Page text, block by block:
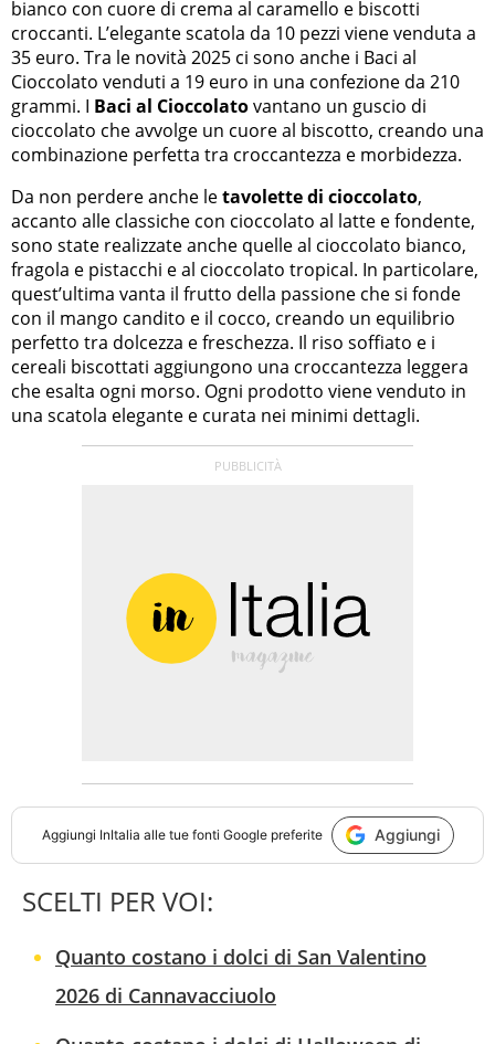
bianco con cuore di crema al caramello e biscotti
croccanti. L’elegante scatola da 10 pezzi viene venduta a
35 euro. Tra le novità 2025 ci sono anche i Baci al
Cioccolato venduti a 19 euro in una confezione da 210
grammi. I Baci al Cioccolatovantano un guscio di
cioccolato che avvolge un cuore al biscotto, creando una
combinazione perfetta tra croccantezza e morbidezza.
Da non perdere anche letavolette di cioccolato,
accanto alle classiche con cioccolato al latte e fondente,
sono state realizzate anche quelle al cioccolato bianco,
fragola e pistacchi e al cioccolato tropical. In particolare,
quest’ultima vanta il frutto della passione che si fonde
con il mango candito e il cocco, creando un equilibrio
perfetto tra dolcezza e freschezza. Il riso soffiato e i
cereali biscottati aggiungono una croccantezza leggera
che esalta ogni morso. Ogni prodotto viene venduto in
una scatola elegante e curata nei minimi dettagli.
Aggiungi InItalia alle tue fonti Google preferite Aggiungi
SCELTI PER VOI:
Quanto costano i dolci di San Valentino
2026 di Cannavacciuolo